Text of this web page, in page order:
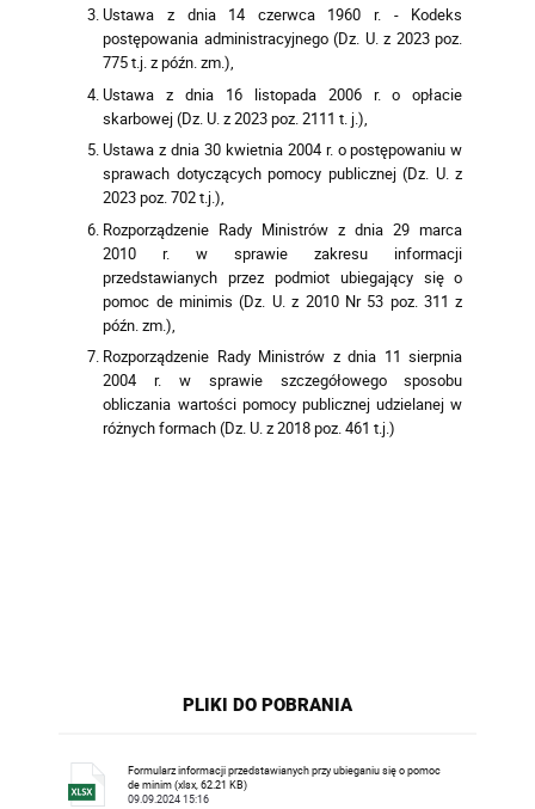
Ustawa z dnia 14 czerwca 1960 r. - Kodeks
postępowania administracyjnego (Dz. U. z 2023 poz.
775 t.j. z późn. zm.),
Ustawa z dnia 16 listopada 2006 r. o opłacie
skarbowej (Dz. U. z 2023 poz. 2111 t. j.),
Ustawa z dnia 30 kwietnia 2004 r. o postępowaniu w
sprawach dotyczących pomocy publicznej (Dz. U. z
2023 poz. 702 t.j.),
Rozporządzenie Rady Ministrów z dnia 29 marca
2010 r. w sprawie zakresu informacji
przedstawianych przez podmiot ubiegający się o
pomoc de minimis (Dz. U. z 2010 Nr 53 poz. 311 z
późn. zm.),
Rozporządzenie Rady Ministrów z dnia 11 sierpnia
2004 r. w sprawie szczegółowego sposobu
obliczania wartości pomocy publicznej udzielanej w
różnych formach (Dz. U. z 2018 poz. 461 t.j.)
PLIKI DO POBRANIA
Formularz informacji przedstawianych przy ubieganiu się o pomoc
de minim (xlsx, 62.21 KB)
09.09.2024 15:16